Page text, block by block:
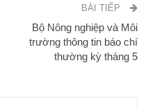
BÀI TIẾP
Bộ Nông nghiệp và Môi
trường thông tin báo chí
thường kỳ tháng 5